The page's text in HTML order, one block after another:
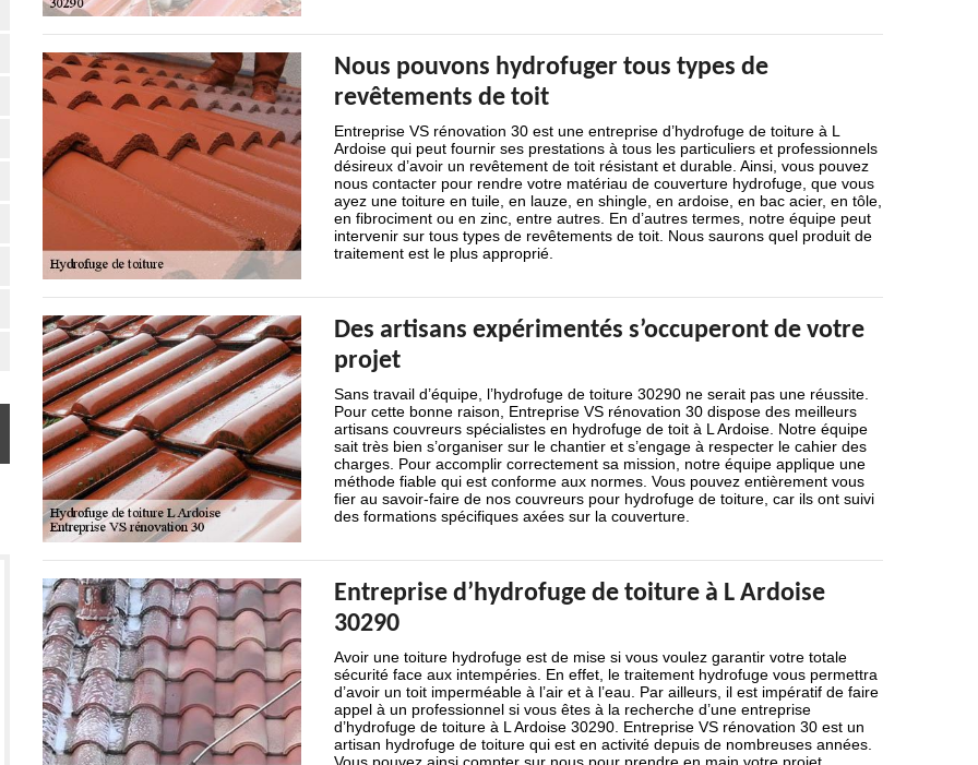
Nous pouvons hydrofuger tous types de
revêtements de toit
Entreprise VS rénovation 30 est une entreprise d’hydrofuge de toiture à L
Ardoise qui peut fournir ses prestations à tous les particuliers et professionnels
désireux d’avoir un revêtement de toit résistant et durable. Ainsi, vous pouvez
nous contacter pour rendre votre matériau de couverture hydrofuge, que vous
ayez une toiture en tuile, en lauze, en shingle, en ardoise, en bac acier, en tôle,
en fibrociment ou en zinc, entre autres. En d’autres termes, notre équipe peut
intervenir sur tous types de revêtements de toit. Nous saurons quel produit de
traitement est le plus approprié.
Des artisans expérimentés s’occuperont de votre
projet
Sans travail d’équipe, l’hydrofuge de toiture 30290 ne serait pas une réussite.
Pour cette bonne raison, Entreprise VS rénovation 30 dispose des meilleurs
artisans couvreurs spécialistes en hydrofuge de toit à L Ardoise. Notre équipe
sait très bien s’organiser sur le chantier et s’engage à respecter le cahier des
charges. Pour accomplir correctement sa mission, notre équipe applique une
méthode fiable qui est conforme aux normes. Vous pouvez entièrement vous
fier au savoir-faire de nos couvreurs pour hydrofuge de toiture, car ils ont suivi
des formations spécifiques axées sur la couverture.
Entreprise d’hydrofuge de toiture à L Ardoise
30290
Avoir une toiture hydrofuge est de mise si vous voulez garantir votre totale
sécurité face aux intempéries. En effet, le traitement hydrofuge vous permettra
d’avoir un toit imperméable à l’air et à l’eau. Par ailleurs, il est impératif de faire
appel à un professionnel si vous êtes à la recherche d’une entreprise
d’hydrofuge de toiture à L Ardoise 30290. Entreprise VS rénovation 30 est un
artisan hydrofuge de toiture qui est en activité depuis de nombreuses années.
Vous pouvez ainsi compter sur nous pour prendre en main votre projet